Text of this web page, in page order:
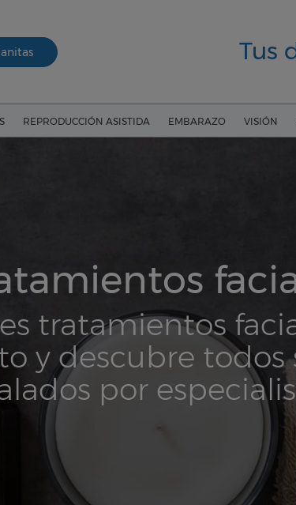
Tus
REPRODUCCIÓN ASISTIDA EMBARAZO VISIÓN
tratamientos
y descubre todos
por